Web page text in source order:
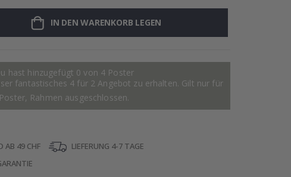
IN DEN WARENKORB LEGEN
hast hinzugefügt 0 von 4 Poster
fantastisches 4 für 2 Angebot zu erhalten. Gilt nur für
Poster, Rahmen ausgeschlossen.
AB 49 CHF
LIEFERUNG 4-7 TAGE